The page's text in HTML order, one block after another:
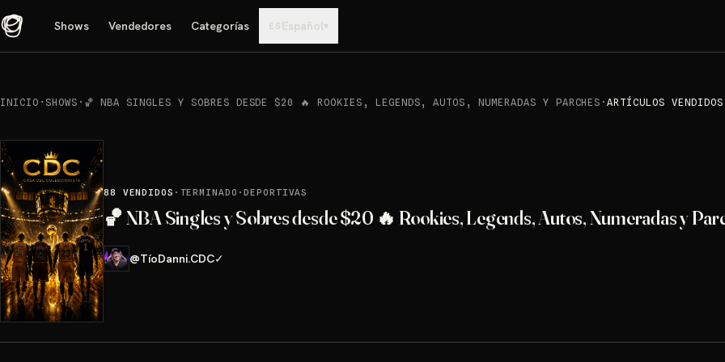
Shows Vendedores Categorías ES Español▾
INICIO · SHOWS · 🏀 NBA SINGLES Y SOBRES DESDE $20 🔥 ROOKIES, LEGENDS, AUTOS, NUMERADAS Y PARCHES ·ARTÍCULOS VENDIDOS
88 VENDIDOS · TERMINADO ·DEPORTIVAS
🏀 NBA Singles y Sobres desde $20 🔥 Rookies, Legends, Autos, Numeradas y
@TíoDanni.CDC✓